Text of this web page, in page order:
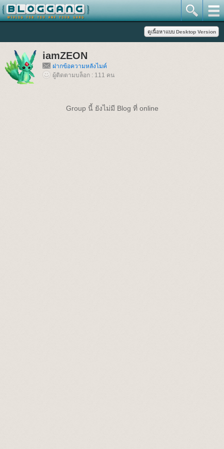
iamZEON
ฝากข้อความหลังไมค์
ผู้ติดตามบล็อก : 111 คน
Group นี้ ยังไม่มี Blog ที่ online